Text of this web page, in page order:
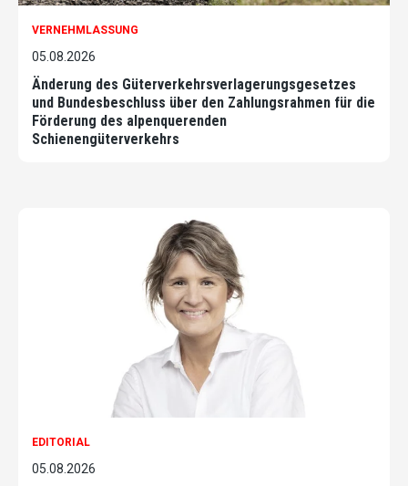
VERNEHMLASSUNG
05.08.2026
Änderung des Güterverkehrsverlagerungsgesetzes
und Bundesbeschluss über den Zahlungsrahmen für die
Förderung des alpenquerenden
Schienengüterverkehrs
EDITORIAL
05.08.2026